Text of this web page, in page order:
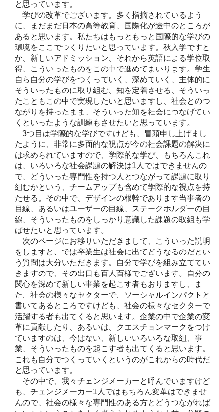
と思っています。
学びの改革でございます。多く指摘されているよう
に、まだまだ日本の高等教育、国際化が途中のところが
あると思います。私たちはもっともっと国際的な学びの
環境をここでつくりたいと思っています。秋入学ですと
か、新しいアドミッション、それから英語による学位取
得、こういったものをこの中で進めてまいります。学生
自ら自分の学びをつくっていく、深めていく、主体的に
そういったものに取り組む、知を定着させる、そういっ
たこともこの中で実現したいと思いますし、社会とのつ
ながりを持ったまま、そういった知を社会につなげてい
くといったような訓練もさせたいと思っています。
3つ目は学際的な学びですけども、冒頭申し上げまし
たように、非常に多面的な視点が今の社会課題の解決に
は求められていますので、学際的な学び、もちろんこれ
は、いろいろな社会課題の解決は1人ではできませんの
で、どういった専門性を持つ人とつながって課題に取り
組むかという、チームアップも含めて学際的な視点を持
たせる。その中で、デザインの根幹であります当事者の
目線、あるいはユーザーの目線、ステークホルダーの目
線、そういったものをしっかり意識した課題の取組も学
ばせたいと思っています。
次のページにお移りいただきまして、こういった説明
をしますと、では卒業生は社会に出てどうなるのだとい
う質問は大分いただきます。自分で学びを組み立ててい
きますので、その出口も百人百様でございます。自分の
関心を深めて新しい事業を起こす者もおりますし、ま
た、社会の様々なセクターで、ソーシャルインパクトと
書いてあるところですけども、社会の様々なセクターで
活躍する者も出てくると思います。企業の中で企業の変
革に貢献したり、あるいは、クエスチョンマークをつけ
ていますのは、今はない、新しいいろいろな取組、事
業、そういったものを起こす者も出てくると思います。
これも自分でつくっていくというのがこれからの時代だ
と思っています。
その中で、我々チェンジメーカーと呼んでいますけど
も、チェンジメーカー1人ではもちろん変革はできませ
んので、社会の様々な専門性のある方とどうつながれば